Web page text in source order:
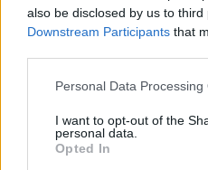
also be disclosed by us to third
Downstream Participants that
Personal Data Processing
I want to opt-out of the
personal data.
Opted In
Anno di Fondazione:1886 come
Stadio:Emirates Stadium (60.338)
Londra